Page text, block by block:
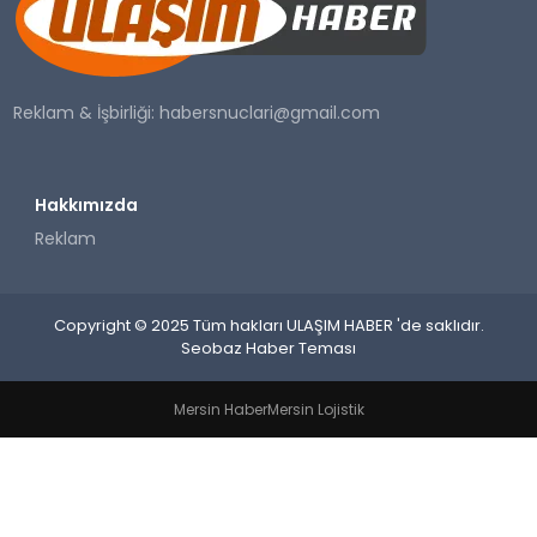
SAĞLIK
YAŞAM
Reklam & İşbirliği:habersnuclari@gmail.com
Hakkımızda
Reklam
Copyright © 2025 Tüm hakları ULAŞIM HABER 'de saklıdır.
Seobaz Haber Teması
Mersin HaberMersin Lojistik